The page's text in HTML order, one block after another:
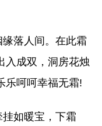
落人间。在此霜
入成双，洞房花烛
乐呵呵幸福无霜!
如暖宝，下霜